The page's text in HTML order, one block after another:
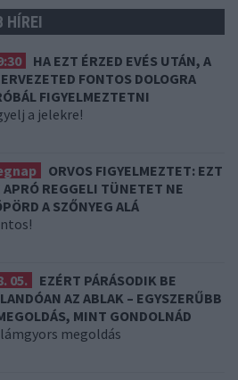
HÍREI
HA EZT ÉRZED EVÉS UTÁN, A
FONTOS DOLOGRA
FIGYELMEZTETNI
a jelekre!
ORVOS FIGYELMEZTET: EZT
APRÓ REGGELI TÜNETET NE
A SZŐNYEG ALÁ
05.
EZÉRT PÁRÁSODIK BE
AZ ABLAK – EGYSZERŰBB
MINT GONDOLNÁD
megoldás